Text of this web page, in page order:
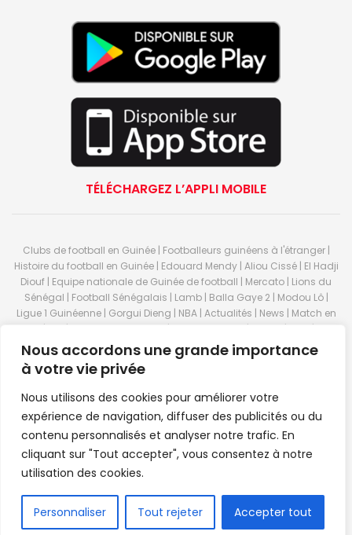
Nous accordons une grande importance
à votre vie privée
Nous utilisons des cookies pour améliorer votre
expérience de navigation, diffuser des publicités ou du
contenu personnalisés et analyser notre trafic. En
cliquant sur "Tout accepter", vous consentez à notre
utilisation des cookies.
Personnaliser Tout rejeter Accepter tout
TÉLÉCHARGEZ L’APPLI MOBILE
Clubs de football en Guinée | Footballeurs guinéens à l'étranger |
Histoire du football en Guinée | Edouard Mendy | Aliou Cissé | El Hadji
Diouf | Equipe nationale de Guinée de football | Mercato | Lions du
Sénégal | Football Sénégalais | Lamb | Balla Gaye 2 | Modou Lô |
Ligue 1 Guinéenne | Gorgui Dieng | NBA | Actualités | News | Match en
direct | But | Actualité au Guinée | Premier League | Ligue 1 | Liga | Serie
A | LSFP | Conakry | Guinée | Sport Guineen | Basket Guineens | Foot
Guineen | Handball Guinee | Match Guinee | Championnat Guinée |
Stade du 28 septembre | Coupe d'Afrique des nations de football |
Equipe de Guinee| Equipe national de Guinée | Senegal Equipe |
Guinée | Le Senegal | Dakar | Coupe de Guinée | Stade du 28
septembre | Foot Club | Sport Guinee | Sport Senegal | Paris Foot |
Sport en direct | Boxe | Sénégal Dakar | La Guinée | Live Sport | RTG |
Guinee en direct | Foot en direct | Foot direct | Eurosports | Football
direct | Vidéo | Télécharger Africasport | Clubs de football guinéens |
magazine theme byConfordev.
FR